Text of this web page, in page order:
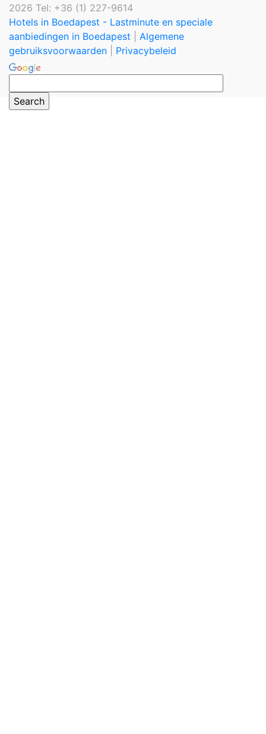
2026 Tel: +36 (1) 227-9614
Hotels in Boedapest - Lastminute en speciale
aanbiedingen in Boedapest
Algemene
gebruiksvoorwaarden
Privacybeleid